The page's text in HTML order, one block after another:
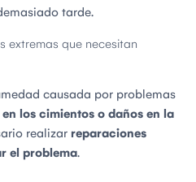
tarde.
extremas que necesitan
causada por problemas
los cimientos o daños en la
realizar reparaciones
el problema.